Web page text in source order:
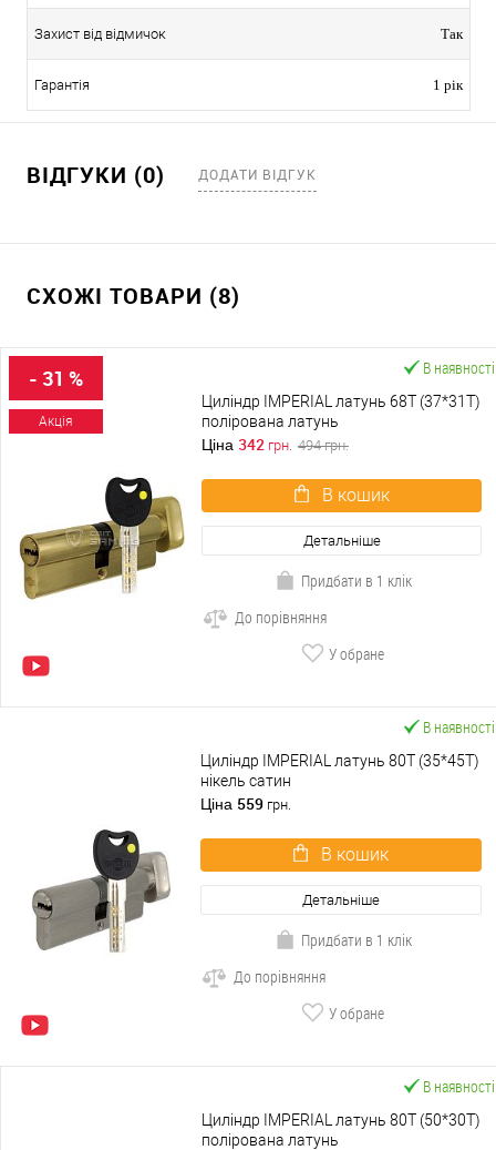
Захист від відмичок Так
Гарантія 1 рік
ВІДГУКИ (0) ДОДАТИ ВІДГУК
СХОЖІ ТОВАРИ (8)
- 31 %
Акція
В наявності
Циліндр IMPERIAL латунь 68T (37*31T)
полірована латунь
Ціна 342 грн. 494грн.
В кошик
Детальніше
Придбати в 1 клік
До порівняння
У обране
В наявності
Циліндр IMPERIAL латунь 80T (35*45T)
нікель сатин
Ціна 559 грн.
В кошик
Детальніше
Придбати в 1 клік
До порівняння
У обране
В наявності
Циліндр IMPERIAL латунь 80T (50*30T)
полірована латунь